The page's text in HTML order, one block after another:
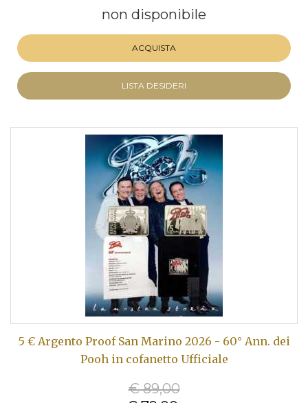
non disponibile
ACQUISTA
LISTA DESIDERI
5 € Argento Proof San Marino 2026 - 60° Ann. dei
Pooh in cofanetto Ufficiale
€ 89,00